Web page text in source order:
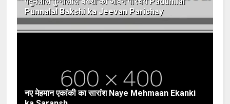
Punnalal Bakshi ka Jeevan Parichay
नए मेहमान एकांकी का सारांश Naye Mehmaan Ekanki